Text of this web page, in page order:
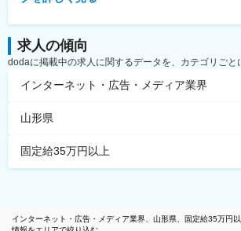
求人の傾向
dodaに掲載中の求人に関するデータを、カテゴリごと
インターネット・広告・メディア業界
山形県
固定給35万円以上
インターネット・広告・メディア業界、山形県、固定給35万円